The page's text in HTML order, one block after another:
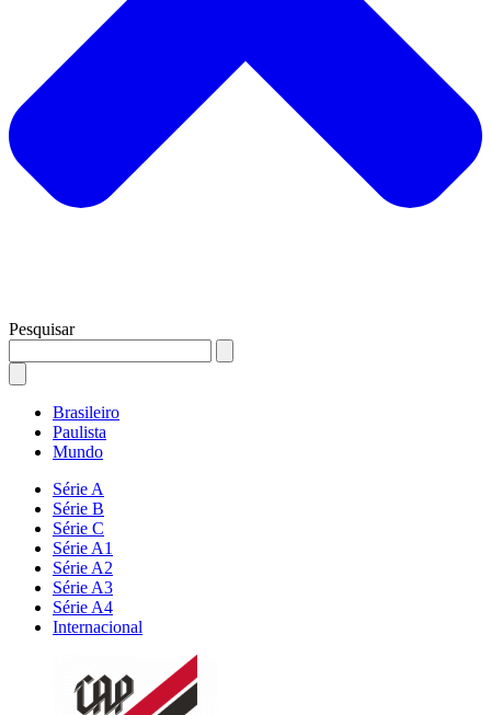
Pesquisar
Brasileiro
Paulista
Mundo
Série A
Série B
Série C
Série A1
Série A2
Série A3
Série A4
Internacional